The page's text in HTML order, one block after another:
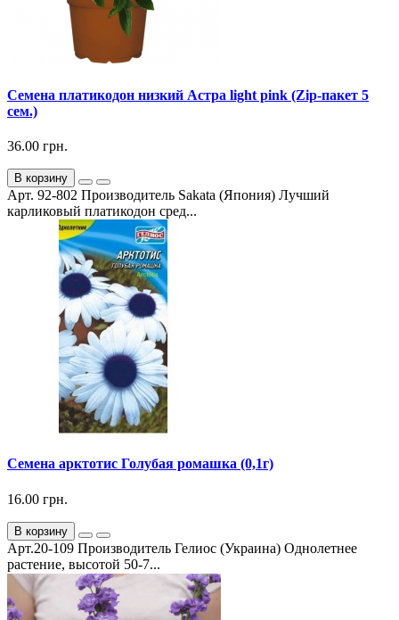
Семена платикодон низкий Астра light pink (Zip-пакет 5
сем.)
36.00 грн.
В корзину
Арт. 92-802 Производитель Sakata (Япония) Лучший
карликовый платикодон сред...
Семена арктотис Голубая ромашка (0,1г)
16.00 грн.
В корзину
Арт.20-109 Производитель Гелиос (Украина) Однолетнее
растение, высотой 50-7...